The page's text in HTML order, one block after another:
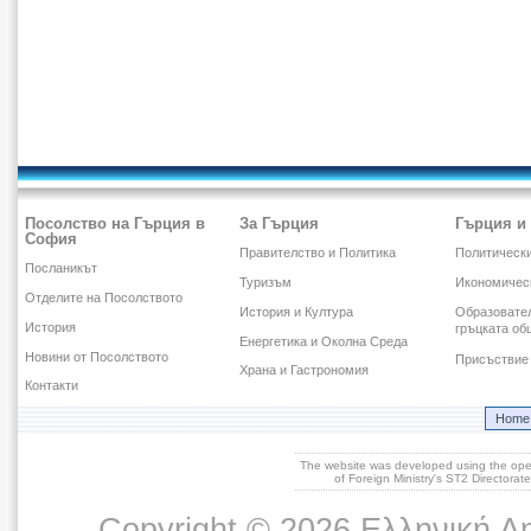
Посолство на Гърция в
София
Посланикът
Отделите на Посолството
История
Новини от Посолството
Контакти
За Гърция
Правителство и Политика
Туризъм
История и Култура
Енергетика и Околна Среда
Храна и Гастрономия
Гърция и
гръцката
Home
The website was developed using the
of Foreign Ministry's ST2